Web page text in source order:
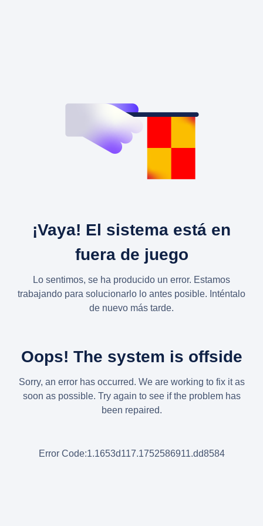
¡Vaya! El sistema está en
fuera de juego
Lo sentimos, se ha producido un error. Estamos
trabajando para solucionarlo lo antes posible. Inténtalo
de nuevo más tarde.
Oops! The system is offside
Sorry, an error has occurred. We are working to fix it as
soon as possible. Try again to see if the problem has
been repaired.
Error Code:1.1653d117.1752586911.dd8584